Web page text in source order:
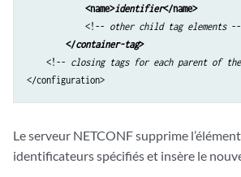
<name>identifier</name>
<!-- other child tag elements --
</container-tag>
<!-- closing tags for each parent of the
Le serveur NETCONF supprime
identificateurs spécifiés et insère le